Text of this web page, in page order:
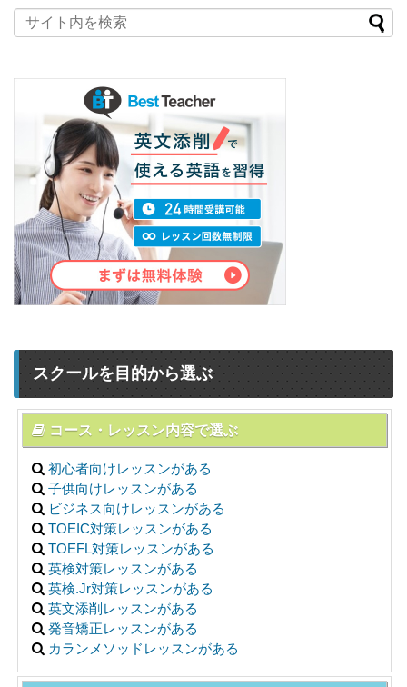
スクールを目的から選ぶ
コース・レッスン内容で選ぶ
初心者向けレッスンがある
子供向けレッスンがある
ビジネス向けレッスンがある
TOEIC対策レッスンがある
TOEFL対策レッスンがある
英検対策レッスンがある
英検.Jr対策レッスンがある
英文添削レッスンがある
発音矯正レッスンがある
カランメソッドレッスンがある